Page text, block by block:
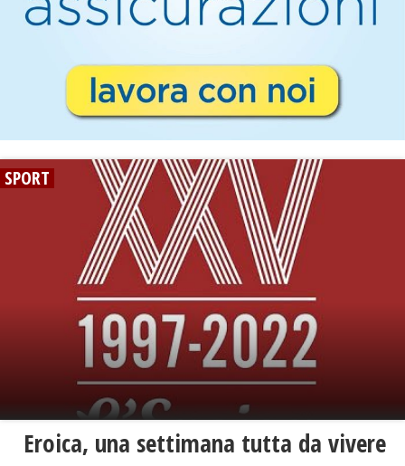
SPORT
Eroica, una settimana tutta da vivere